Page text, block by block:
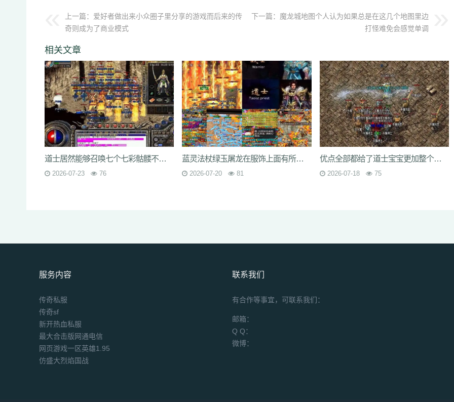
上一篇： 爱好者做出来小众圈子里分享的游戏而后来的传
奇则成为了商业模式
下一篇： 魔龙城地图个人认为如果总是在这几个地图里边
打怪难免会感觉单调
相关文章
道士居然能够召唤七个七彩骷髅不但表面炫酷骷髅的特点
2026-07-23 76
蓝灵法杖绿玉屠龙在服饰上面有所改动罕见的猩猩战甲
2026-07-20 81
优点全部都给了道士宝宝更加整个区的BOSS都不是神兽的对手
2026-07-18 75
服务内容
传奇私服
传奇sf
新开热血私服
最大合击版网通电信
网页游戏一区英雄1.95
仿盛大烈焰国战
联系我们
有合作等事宜，可联系我们：
邮箱：
Q Q：
微博：